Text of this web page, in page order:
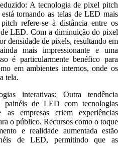
A tecnologia de pixel pitch
tornando as telas de LED mais
refere-se à distância entre os
LED. Com a diminuição do pixel
densidade de pixels, resultando em
mais impressionante e uma
é particularmente benéfico para
em ambientes internos, onde os
tela.
interativas: Outra tendência
painéis de LED com tecnologias
empresas criem experiências
o público. Recursos como o toque
e realidade aumentada estão
de LED, permitindo que as